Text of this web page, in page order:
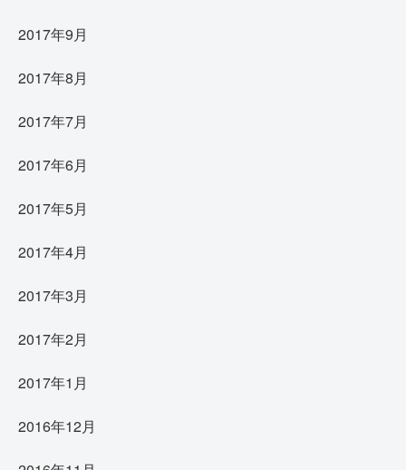
2017年9月
2017年8月
2017年7月
2017年6月
2017年5月
2017年4月
2017年3月
2017年2月
2017年1月
2016年12月